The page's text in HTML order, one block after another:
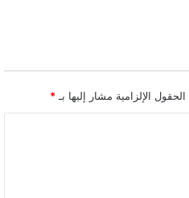
الحقول الإلزامية مشار إليها بـ *